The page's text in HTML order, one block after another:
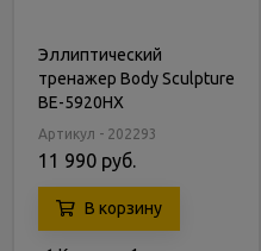
Эллиптический
тренажер Body Sculpture
BE-5920HX
Артикул - 202293
11 990 руб.
В корзину